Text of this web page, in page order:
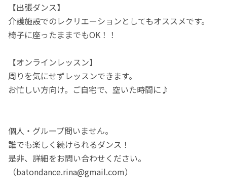
【出張ダンス】
介護施設でのレクリエーションとしてもオススメです。
椅子に座ったままでもOK！！
【オンラインレッスン】
周りを気にせずレッスンできます。
お忙しい方向け。ご自宅で、空いた時間に♪
個人・グループ問いません。
誰でも楽しく続けられるダンス！
是非、詳細をお問い合わせください。
（batondance.rina@gmail.com）